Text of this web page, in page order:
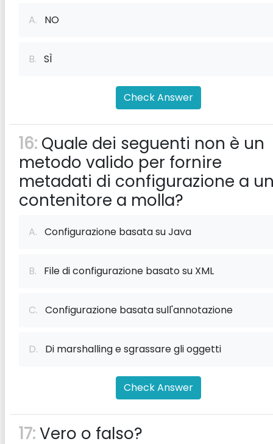
A. NO
B. SÌ
Check Answer
16: Quale dei seguenti non è un
metodo valido per fornire
metadati di configurazione a
contenitore a molla?
A. Configurazione basata su Java
B. File di configurazione basato su XML
C. Configurazione basata sull'annotazione
D. Di marshalling e sgrassare gli oggetti
Check Answer
17:Vero o falso?